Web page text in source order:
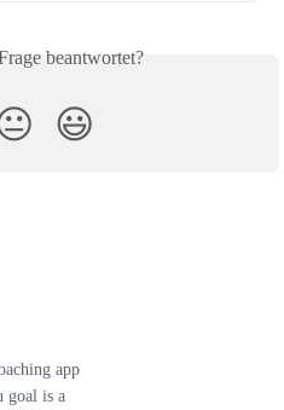
beantwortet?
😃
app
goal is a